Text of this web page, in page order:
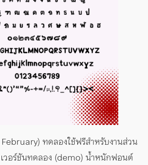
ทดลองใช้ฟรีสำหรับงานส่วน
เวอร์ชันทดลอง (demo) น้ำหนักฟอนต์